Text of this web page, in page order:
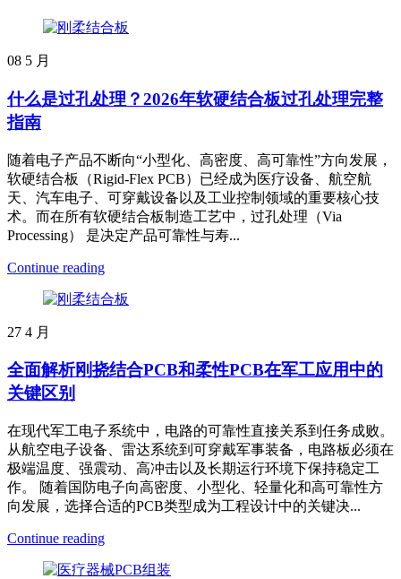
08 5 月
什么是过孔处理？2026年软硬结合板过孔处理完整
指南
随着电子产品不断向“小型化、高密度、高可靠性”方向发展，
软硬结合板（Rigid-Flex PCB）已经成为医疗设备、航空航
天、汽车电子、可穿戴设备以及工业控制领域的重要核心技
术。而在所有软硬结合板制造工艺中，过孔处理（Via
Processing） 是决定产品可靠性与寿...
Continue reading
27 4 月
全面解析刚挠结合PCB和柔性PCB在军工应用中的
关键区别
在现代军工电子系统中，电路的可靠性直接关系到任务成败。
从航空电子设备、雷达系统到可穿戴军事装备，电路板必须在
极端温度、强震动、高冲击以及长期运行环境下保持稳定工
作。 随着国防电子向高密度、小型化、轻量化和高可靠性方
向发展，选择合适的PCB类型成为工程设计中的关键决...
Continue reading